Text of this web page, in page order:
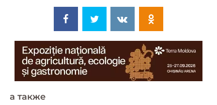
a также